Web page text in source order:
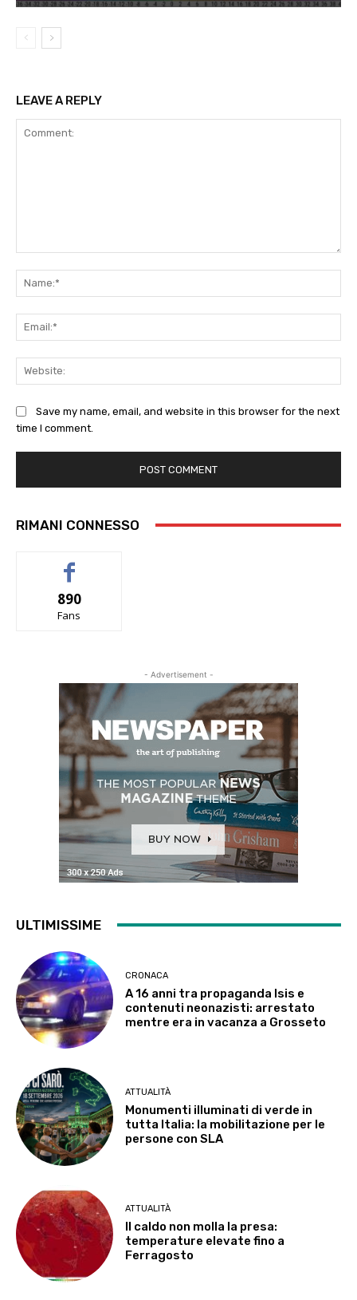
LEAVE A REPLY
Save my name, email, and website in this browser for the next
time I comment.
RIMANI CONNESSO
890
Fans
- Advertisement -
ULTIMISSIME
CRONACA
A 16 anni tra propaganda Isis e
contenuti neonazisti: arrestato
mentre era in vacanza a Grosseto
ATTUALITÀ
Monumenti illuminati di verde in
tutta Italia: la mobilitazione per le
persone con SLA
ATTUALITÀ
Il caldo non molla la presa:
temperature elevate fino a
Ferragosto